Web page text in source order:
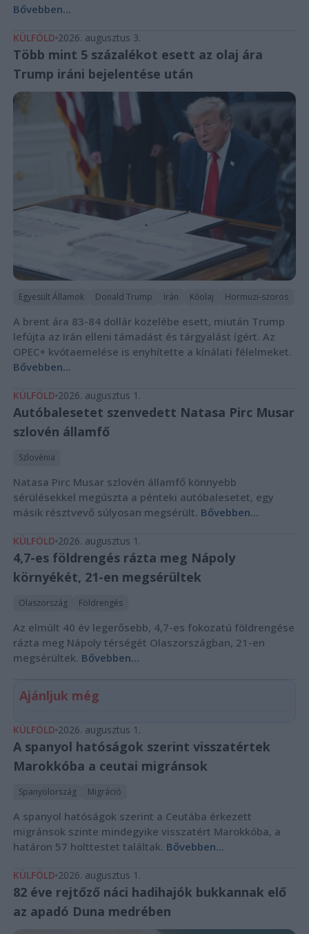
Bővebben...
KÜLFÖLD 2026. augusztus 3.
Több mint 5 százalékot esett az olaj ára
Trump iráni bejelentése után
Egyesült Államok Donald Trump Irán Kőolaj Hormuzi-szoros
A brent ára 83-84 dollár közelébe esett, miután Trump
lefújta az Irán elleni támadást és tárgyalást ígért. Az
OPEC+ kvótaemelése is enyhítette a kínálati félelmeket.
Bővebben...
KÜLFÖLD 2026. augusztus 1.
Autóbalesetet szenvedett Natasa Pirc Musar
szlovén államfő
Szlovénia
Natasa Pirc Musar szlovén államfő könnyebb
sérülésekkel megúszta a pénteki autóbalesetet, egy
másik résztvevő súlyosan megsérült. Bővebben...
KÜLFÖLD 2026. augusztus 1.
4,7-es földrengés rázta meg Nápoly
környékét, 21-en megsérültek
Olaszország Földrengés
Az elmúlt 40 év legerősebb, 4,7-es fokozatú földrengése
rázta meg Nápoly térségét Olaszországban, 21-en
megsérültek. Bővebben...
Ajánljuk még
KÜLFÖLD 2026. augusztus 1.
A spanyol hatóságok szerint visszatértek
Marokkóba a ceutai migránsok
Spanyolország Migráció
A spanyol hatóságok szerint a Ceutába érkezett
migránsok szinte mindegyike visszatért Marokkóba, a
határon 57 holttestet találtak. Bővebben...
KÜLFÖLD 2026. augusztus 1.
82 éve rejtőző náci hadihajók bukkannak elő
az apadó Duna medrében